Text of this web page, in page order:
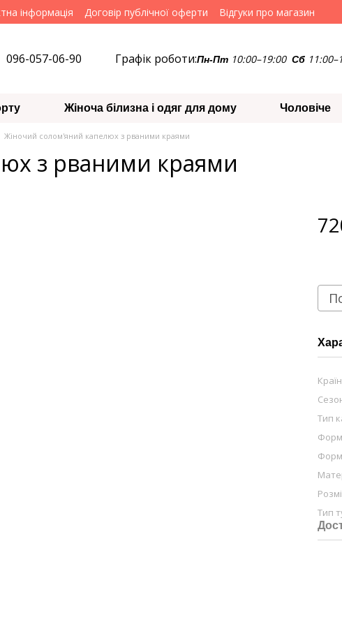
інформація Договір публічної оферти Відгуки про магазин
096-057-06-90 Графік роботи:Пн-Пт 10:00–19:00 Сб
Жіноча білизна і одяг для дому Чоловіче
Жіночий солом'яний капелюх з рваними краями
з рваними краями
Тип
Тип